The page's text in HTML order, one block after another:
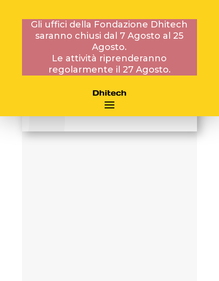
Gli uffici della Fondazione Dhitech
saranno chiusi dal 7 Agosto al 25
Agosto.
Le attività riprenderanno
regolarmente il 27 Agosto.
17 LUGLIO 2014
TECNOLOGI SOCIALI